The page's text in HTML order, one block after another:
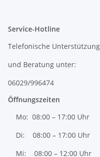
Service-Hotline
Telefonische Unterstützung
und Beratung unter:
06029/996474
Öffnungszeiten
Mo: 08:00 – 17:00 Uhr
Di: 08:00 – 17:00 Uhr
Mi: 08:00 – 12:00 Uhr